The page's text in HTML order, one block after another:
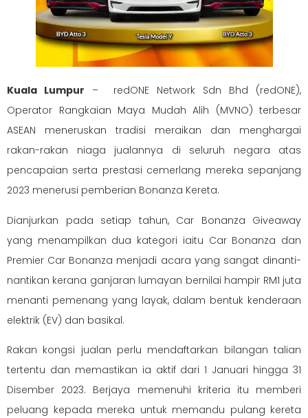
Kuala Lumpur – redONE Network Sdn Bhd (redONE),
Operator Rangkaian Maya Mudah Alih (MVNO) terbesar
ASEAN meneruskan tradisi meraikan dan menghargai
rakan-rakan niaga jualannya di seluruh negara atas
pencapaian serta prestasi cemerlang mereka sepanjang
2023 menerusi pemberian Bonanza Kereta.
Dianjurkan pada setiap tahun, Car Bonanza Giveaway
yang menampilkan dua kategori iaitu Car Bonanza dan
Premier Car Bonanza menjadi acara yang sangat dinanti-
nantikan kerana ganjaran lumayan bernilai hampir RM1 juta
menanti pemenang yang layak, dalam bentuk kenderaan
elektrik (EV) dan basikal.
Rakan kongsi jualan perlu mendaftarkan bilangan talian
tertentu dan memastikan ia aktif dari 1 Januari hingga 31
Disember 2023. Berjaya memenuhi kriteria itu memberi
peluang kepada mereka untuk memandu pulang kereta